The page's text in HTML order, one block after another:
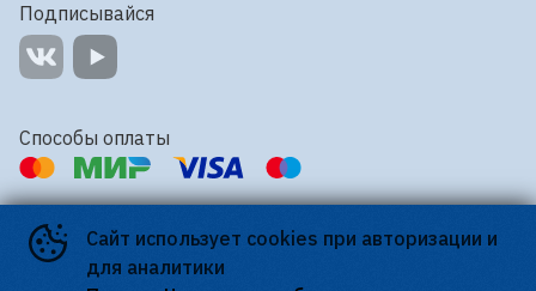
Сайт использует cookies при авторизации и
для аналитики
Подписывайся
Способы оплаты
Контакты
Касса
+7 812 738-82-00